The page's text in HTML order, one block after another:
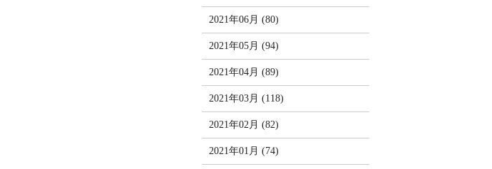
2021年06月 (80)
2021年05月 (94)
2021年04月 (89)
2021年03月 (118)
2021年02月 (82)
2021年01月 (74)